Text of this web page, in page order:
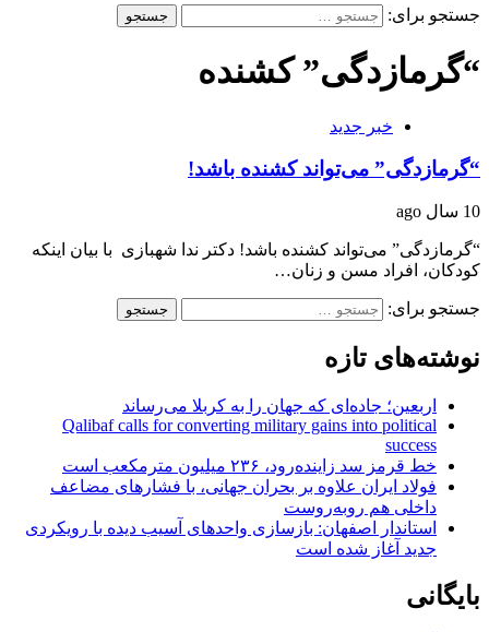
جستجو برای:
“گرمازدگی” کشنده
خبر جدید
“گرمازدگی” می‌تواند کشنده باشد!
10 سال ago
“گرمازدگی” می‌تواند کشنده باشد! دکتر ندا شهبازی با بیان اینکه
کودکان، افراد مسن و زنان…
جستجو برای:
نوشته‌های تازه
اربعین؛ جاده‌ای که جهان را به کربلا می‌رساند
Qalibaf calls for converting military gains into political
success
خط قرمز سد زاینده‌رود، ۲۳۶ میلیون مترمکعب است
فولاد ایران علاوه بر بحران جهانی، با فشارهای مضاعف
داخلی هم روبه‌روست
استاندار اصفهان: بازسازی واحدهای آسیب دیده با رویکردی
جدید آغاز شده است
بایگانی